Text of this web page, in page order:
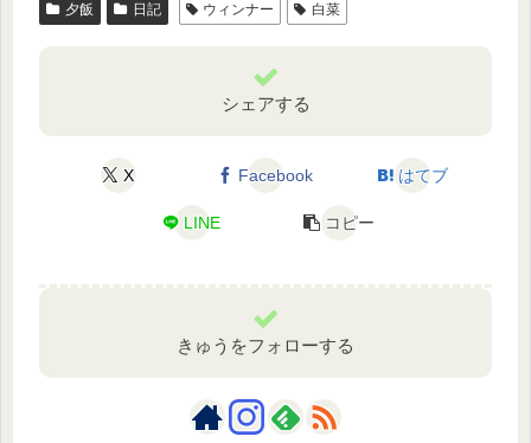
夕飯 日記 ウィンナー 白菜
シェアする
X Facebook はてブ
LINE コピー
きゅうをフォローする